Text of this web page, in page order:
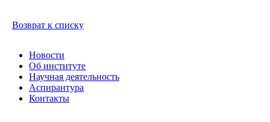
Возврат к списку
Новости
Об институте
Научная деятельность
Аспирантура
Контакты